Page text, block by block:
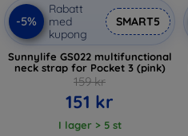
-5%
Rabatt
med
kupong
SMART5
Sunnylife GS022 multifunctional
neck strap for Pocket 3 (pink)
159 kr
151 kr
I lager > 5 st